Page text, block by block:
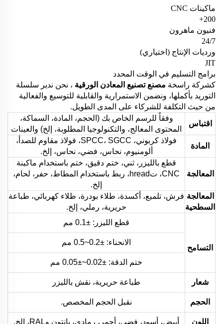
ماكينات CNC
200+
فنيون ماهرون
24/7
ورديات الإنتاج (اختياري)
JIT
برامج التسليم في الوقت المحدد
كشركة راسخة مصنع تصنيع المعادن الورقية ، نحن ندير سلسلة
التوريد بأكملها، ونضمن الاستمرارية والقابلية للتوسيع والفعالية
من حيث التكلفة للشركاء على المدى الطويل.
اقتباس
وفقاً للرسم الخاص بك (الحجم، المادة، السماكة،
المحتوى المعالج، والتكنولوجيا المطلوبة، إلخ) والعينات
المادة
فولاذ كربوني، SPCC، SGCC، فولاذ مقاوم للصدأ،
ألومنيوم، نحاس، فضي، نحاس، إلخ.
المعالجة
قطع بالليزر، ثني، ختم دقيق، ختم باستخدام ماكينة
CNC، تhread، ربط باستخدام المطاط، حفر، لحام،
إلخ.
المعالجة
السطحية
فرش، تلميع، أكسدة، طلاء بودرة، طلاء كهربائي، طباعة
حريرية، رملي، إلخ.
التسامح
قطع الليزر: ±0.1 مم
الانحناء: ±0.2~0.5 مم
ختم الدقة: ±0.02~±0.05 مم
شعار طباعة حريرية، نقش بالليزر
الحجم نقبل الحجم المخصص.
اللون
أبيض، أسود، فضي، أحمر، رمادي، بانتون وRAL، إلخ.